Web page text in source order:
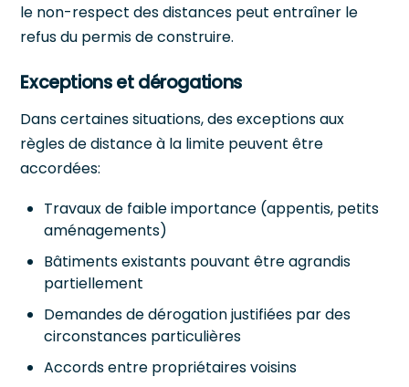
le non-respect des distances peut entraîner le
refus du permis de construire.
Exceptions et dérogations
Dans certaines situations, des exceptions aux
règles de distance à la limite peuvent être
accordées:
Travaux de faible importance (appentis, petits
aménagements)
Bâtiments existants pouvant être agrandis
partiellement
Demandes de dérogation justifiées par des
circonstances particulières
Accords entre propriétaires voisins